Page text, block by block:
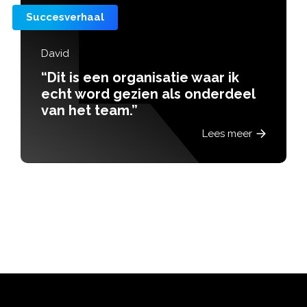
Succesverhaal
David
“Dit is een organisatie waar ik
echt word gezien als onderdeel
van het team.”
Lees meer